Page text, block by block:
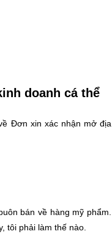
doanh cá thể
Đơn xin xác nhận mở địa
bán về hàng mỹ phẩm.
tôi phải làm thế nào.